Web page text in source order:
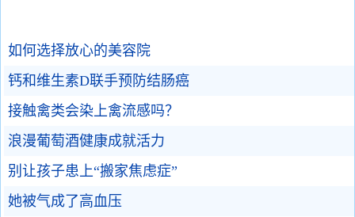
如何选择放心的美容院
钙和维生素D联手预防结肠癌
接触禽类会染上禽流感吗？
浪漫葡萄酒健康成就活力
别让孩子患上“搬家焦虑症”
她被气成了高血压